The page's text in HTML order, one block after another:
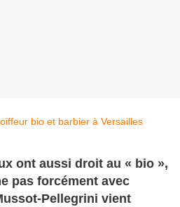
ont aussi droit au « bio »,
pas forcément avec
Pellegrini vient